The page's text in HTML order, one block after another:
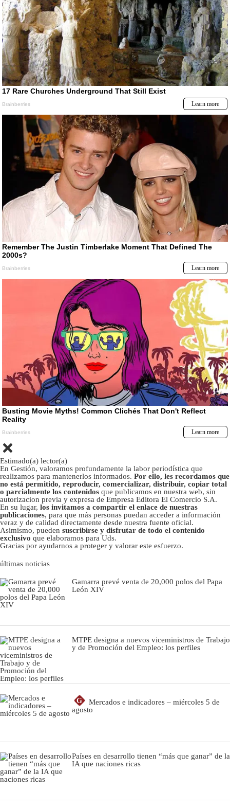
Estimado(a) lector(a)
En Gestión, valoramos profundamente la labor periodística que
realizamos para mantenerlos informados. Por ello, les recordamos que
no está permitido, reproducir, comercializar, distribuir, copiar total
o parcialmente los contenidos que publicamos en nuestra web, sin
autorizacion previa y expresa de Empresa Editora El Comercio S.A.
En su lugar, los invitamos a compartir el enlace de nuestras
publicaciones, para que más personas puedan acceder a información
veraz y de calidad directamente desde nuestra fuente oficial.
Asimismo, pueden suscribirse y disfrutar de todo el contenido
exclusivo que elaboramos para Uds.
Gracias por ayudarnos a proteger y valorar este esfuerzo.
últimas noticias
Gamarra prevé venta de 20,000 polos del Papa
León XIV
MTPE designa a nuevos viceministros de Trabajo
y de Promoción del Empleo: los perfiles
G
Mercados e indicadores – miércoles 5 de
agosto
Países en desarrollo tienen “más que ganar” de la
IA que naciones ricas